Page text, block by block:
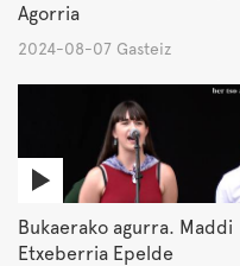
Agorria
2024-08-07 Gasteiz
Bukaerako agurra. Maddi
Etxeberria Epelde